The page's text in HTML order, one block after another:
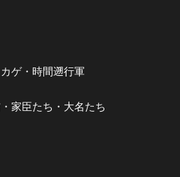
ゲ・時間遡行軍
家臣たち・大名たち